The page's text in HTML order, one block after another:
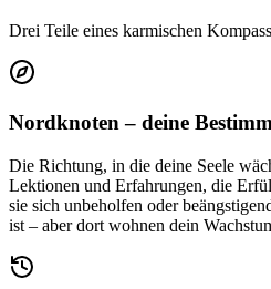
Drei Teile eines karmischen
Nordknoten – deine
Die Richtung, in die deine Seele
Lektionen und Erfahrungen, die
sie sich unbeholfen oder
ist – aber dort wohnen dein